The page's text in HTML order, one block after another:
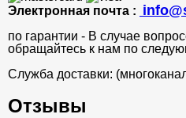
Электронная почта :
по гарантии - В случае
обращайтесь к нам по
Служба доставки:
Отзывы